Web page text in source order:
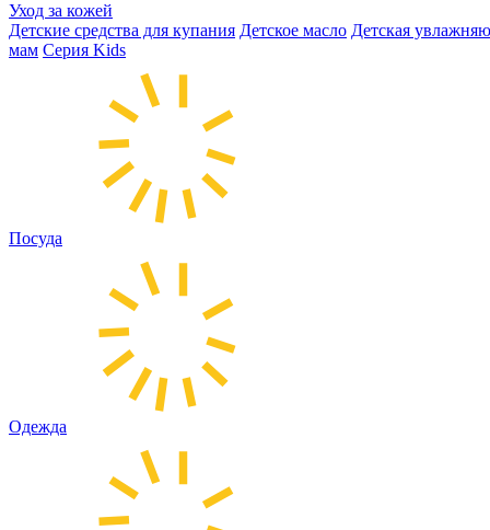
Уход за кожей
Детские средства для купания Детское масло Детская
мам Серия Kids
Посуда
Одежда